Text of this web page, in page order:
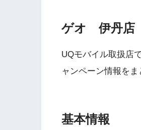
ゲオ 伊丹店
UQモバイル取扱店
ャンペーン情報をま
基本情報